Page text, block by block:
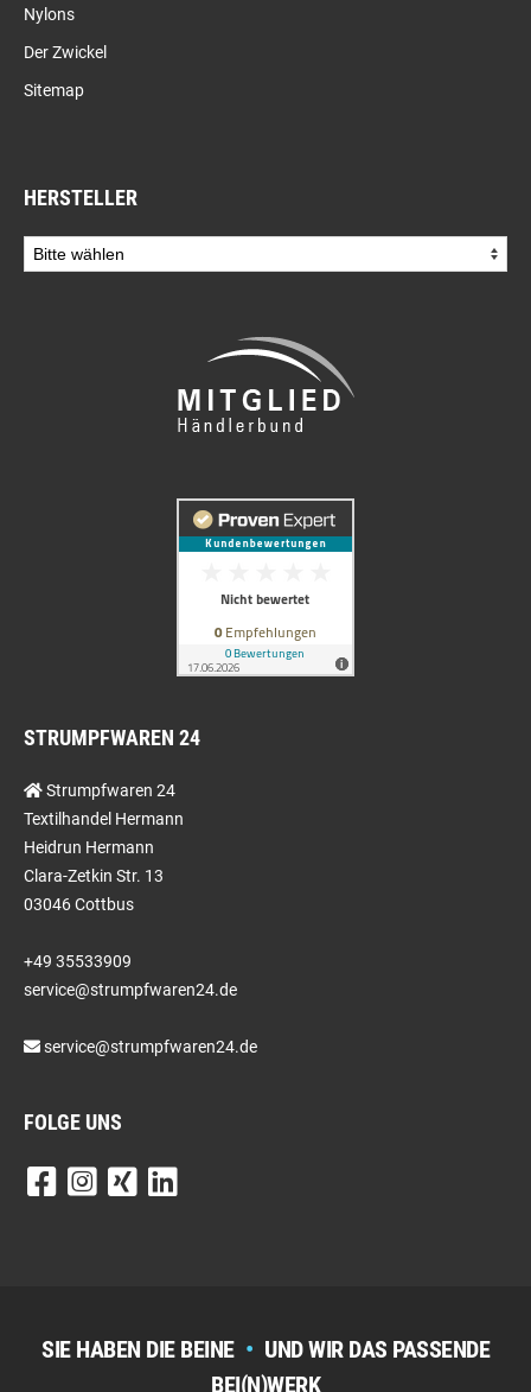
Nylons
Der Zwickel
Sitemap
HERSTELLER
STRUMPFWAREN 24
Strumpfwaren 24
Textilhandel Hermann
Heidrun Hermann
Clara-Zetkin Str. 13
03046 Cottbus
+49 35533909
service@strumpfwaren24.de
service@strumpfwaren24.de
FOLGE UNS
SIE HABEN DIE BEINE • UND WIR DAS PASSENDE
BEI(N)WERK